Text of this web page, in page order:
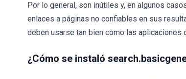
Por lo general, son inútiles y, en algunos
enlaces a páginas no confiables en sus
deben usarse tan bien como las aplicaciones
¿Cómo se instaló